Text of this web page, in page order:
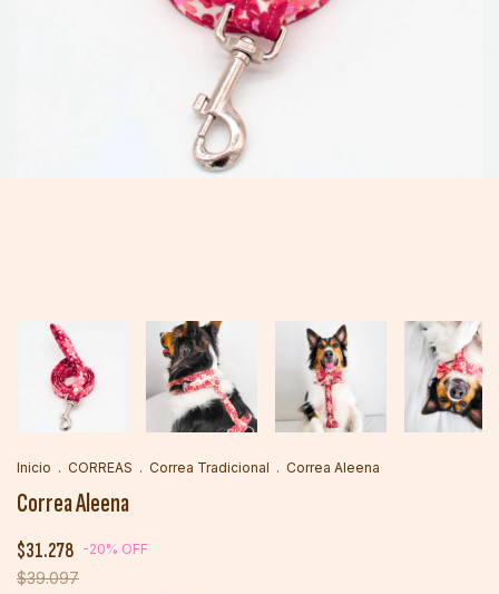
Inicio . CORREAS . Correa Tradicional . Correa Aleena
Correa Aleena
$31.278 -20% OFF
$39.097